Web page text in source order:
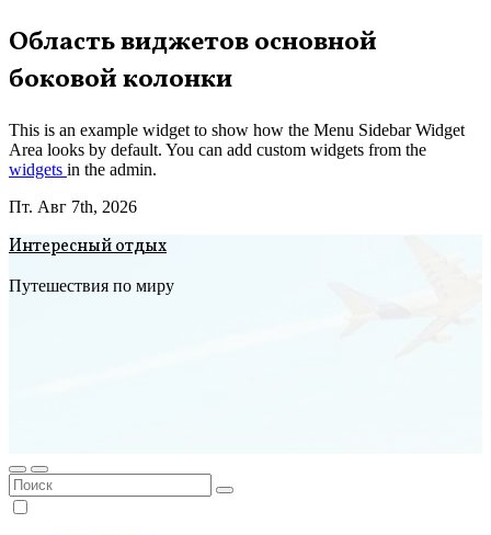
Перейти
к
содержимому
Область виджетов основной
боковой колонки
This is an example widget to show how the Menu Sidebar Widget
Area looks by default. You can add custom widgets from the
widgets in the admin.
Пт. Авг 7th, 2026
Интересный отдых
Путешествия по миру